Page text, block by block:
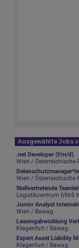
Ausgewählte Jobs
.net Developer (f/m/d)
Wien / Österreichische
Wien / Österreichische
Stellvertretende
Logistikzentrum 6965
Junior Analyst
Wien / Bawag
Leasingabwicklung
Klagenfurt / Bawag
Expert Asset Liability
Klagenfurt / Bawag